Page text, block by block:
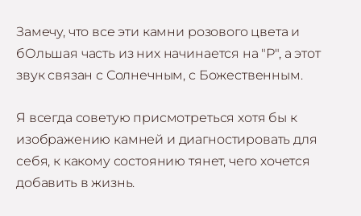
Замечу, что все эти камни розового цвета и
бОльшая часть из них начинается на "Р", а этот
звук связан с Солнечным, с Божественным.
Я всегда советую присмотреться хотя бы к
изображению камней и диагностировать для
себя, к какому состоянию тянет, чего хочется
добавить в жизнь.